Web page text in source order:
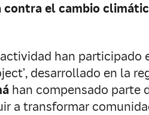
contra el cambio
han participado
desarrollado en la
han compensado parte
a transformar